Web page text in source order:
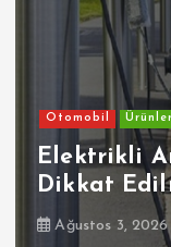
Otomobil Ürünler
Elektrikli
Dikkat
Ağustos 3, 2026